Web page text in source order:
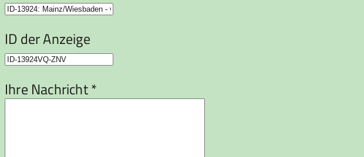
ID der Anzeige
Ihre Nachricht *